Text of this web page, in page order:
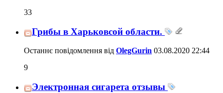
33
Грибы в Харьковсой области.
Останнє повідомлення від OlegGurin 03.08.2020 22:44
9
Электронная сигарета отзывы